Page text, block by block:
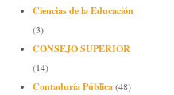
Ciencias de la Educación
(3)
CONSEJO SUPERIOR
(14)
Contaduría Pública(48)